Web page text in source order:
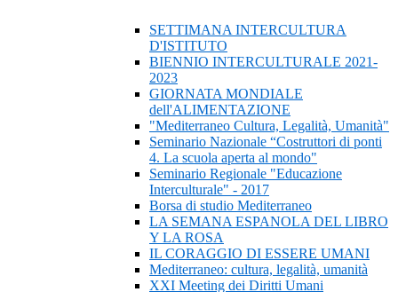
SETTIMANA INTERCULTURA
D'ISTITUTO
BIENNIO INTERCULTURALE 2021-
2023
GIORNATA MONDIALE
dell'ALIMENTAZIONE
"Mediterraneo Cultura, Legalità, Umanità"
Seminario Nazionale “Costruttori di ponti
4. La scuola aperta al mondo"
Seminario Regionale "Educazione
Interculturale" - 2017
Borsa di studio Mediterraneo
LA SEMANA ESPANOLA DEL LIBRO
Y LA ROSA
IL CORAGGIO DI ESSERE UMANI
Mediterraneo: cultura, legalità, umanità
XXI Meeting dei Diritti Umani